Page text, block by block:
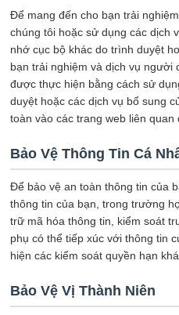
Để mang đến cho bạn trải
chúng tôi hoặc sử dụng các dịch
nhớ cục bộ khác do trình duyệt
bạn trải nghiệm và dịch vụ người
được thực hiện bằng cách sử
duyệt hoặc các dịch vụ bổ sung
toàn vào các trang web liên quan
Bảo Vệ Thông Tin Cá
Để bảo vệ an toàn thông tin của
thông tin của bạn, trong trường
trữ mã hóa thông tin, kiểm soát
phụ có thể tiếp xúc với thông tin
hiện các kiểm soát quyền hạn
Bảo Vệ Vị Thành Niên